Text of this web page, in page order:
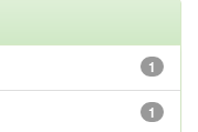
1
1